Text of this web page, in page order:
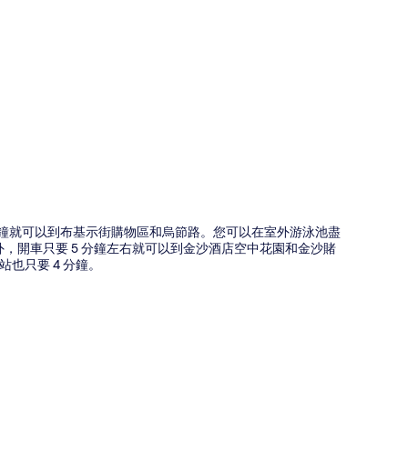
可以到布基示街購物區和烏節路。您可以在室外游泳池盡
開車只要 5 分鐘左右就可以到金沙酒店空中花園和金沙賭
只要 4 分鐘。